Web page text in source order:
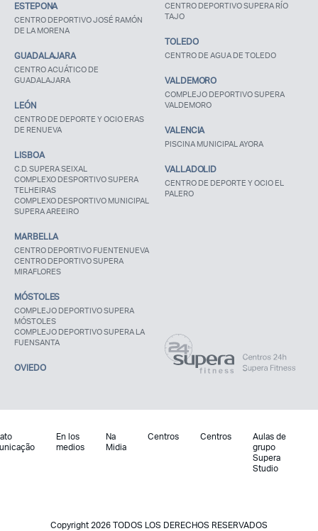
ESTEPONA
CENTRO DEPORTIVO JOSÉ RAMÓN
DE LA MORENA
GUADALAJARA
CENTRO ACUÁTICO DE
GUADALAJARA
LEÓN
CENTRO DE DEPORTE Y OCIO ERAS
DE RENUEVA
LISBOA
C.D. SUPERA SEIXAL
COMPLEXO DESPORTIVO SUPERA
TELHEIRAS
COMPLEXO DESPORTIVO MUNICIPAL
SUPERA AREEIRO
MARBELLA
CENTRO DEPORTIVO FUENTENUEVA
CENTRO DEPORTIVO SUPERA
MIRAFLORES
MÓSTOLES
COMPLEJO DEPORTIVO SUPERA
MÓSTOLES
COMPLEJO DEPORTIVO SUPERA LA
FUENSANTA
OVIEDO
CENTRO DEPORTIVO SUPERA RÍO
TAJO
TOLEDO
CENTRO DE AGUA DE TOLEDO
VALDEMORO
COMPLEJO DEPORTIVO SUPERA
VALDEMORO
VALENCIA
PISCINA MUNICIPAL AYORA
VALLADOLID
CENTRO DE DEPORTE Y OCIO EL
PALERO
En los
medios
Na
Midia
Centros Centros
Aulas de
grupo
Supera
Studio
Copyright 2026 TODOS LOS DERECHOS RESERVADOS